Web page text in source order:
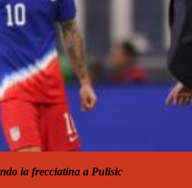
la frecciatina a Pulisic